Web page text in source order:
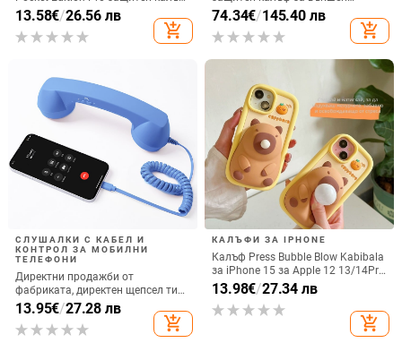
33W силиконов 10000mA
неплъзгащ се защитен калъф за
Power Bank
13.58€/26.56 лв
add_shopping_cart
високоговорител, калъф за
количка Stage 320 Audio,
прахозащитно покритие.
74.34€/145.40 лв
add_shopping_cart
СЛУШАЛКИ С КАБЕЛ И
КОНТРОЛ ЗА МОБИЛНИ
ТЕЛЕФОНИ
Директни продажби от
фабриката, директен щепсел тип
C, мобилен телефон, Douyin
Internet Celebrity, електрически
микрофон, слушалки с C порт,
13.95€/27.28 лв
add_shopping_cart
КАЛЪФИ ЗА IPHONE
Калъф Press Bubble Blow Kabibala
за iPhone 15 за Apple 12 13/14Pro
Max, устойчив на изпускане 11
13.98€/27.34 лв
add_shopping_cart